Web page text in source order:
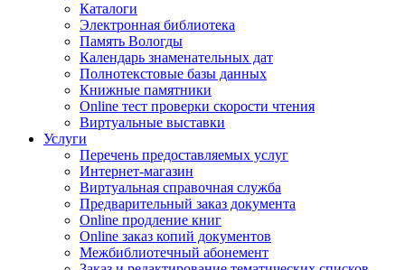
Каталоги
Электронная библиотека
Память Вологды
Календарь знаменательных дат
Полнотекстовые базы данных
Книжные памятники
Online тест проверки скорости чтения
Виртуальные выставки
Услуги
Перечень предоставляемых услуг
Интернет-магазин
Виртуальная справочная служба
Предварительный заказ документа
Online продление книг
Online заказ копий документов
Межбиблиотечный абонемент